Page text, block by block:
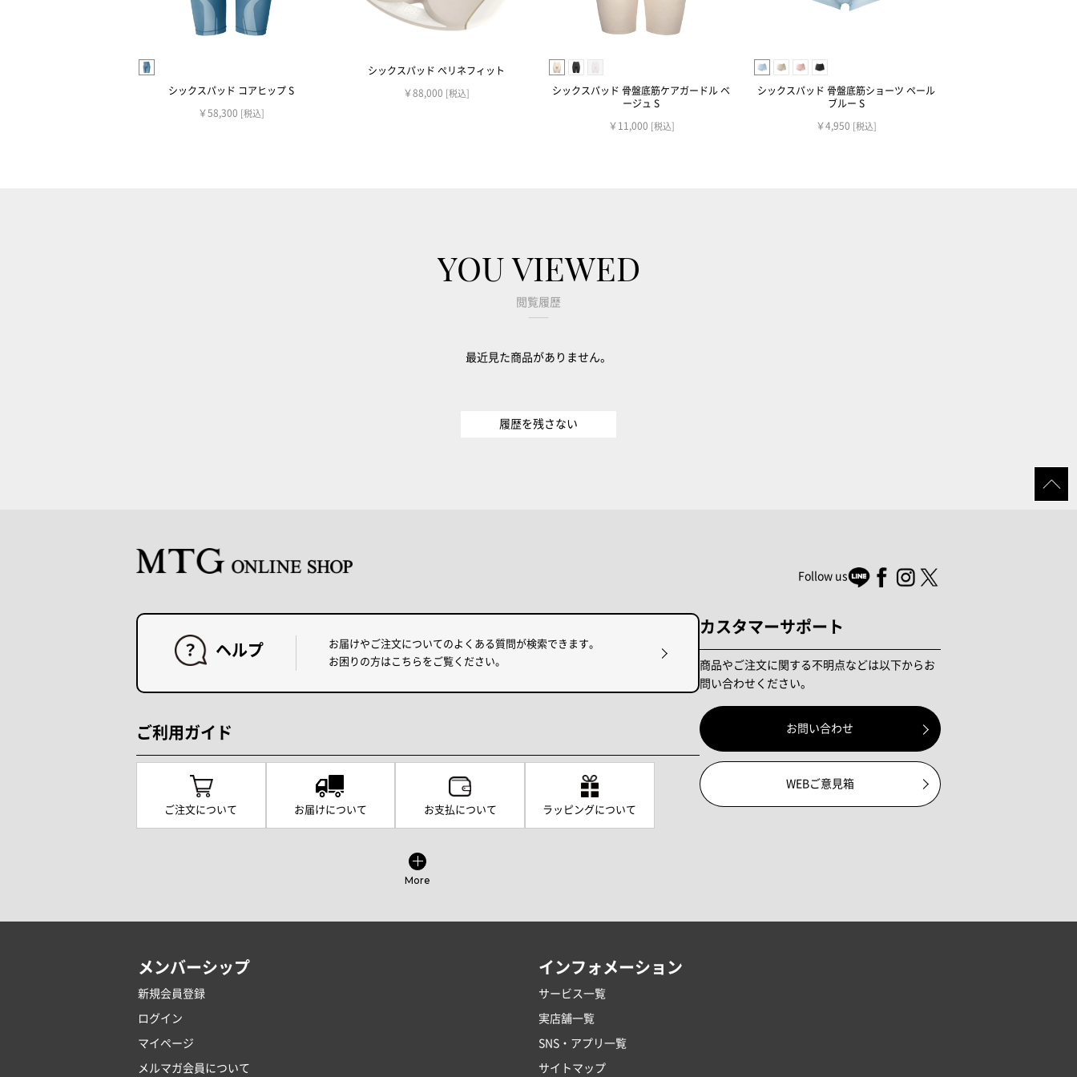
シックスパッド コアヒップ S
￥58,300 [税込]
シックスパッド ぺリネフィット
￥88,000 [税込]
シックスパッド 骨盤底筋ケアガードル ベ
ージュ S
￥11,000 [税込]
シックスパッド 骨盤底筋ショーツ ペール
ブルー S
￥4,950 [税込]
YOU VIEWED
閲覧履歴
最近見た商品がありません。
履歴を残さない
Follow us
ヘルプ
お届けやご注文についてのよくある質問が検索できます。
お困りの方はこちらをご覧ください。
ご利用ガイド
ご注文について お届けについて お支払について ラッピングについて
More
カスタマーサポート
商品やご注文に関する不明点などは以下からお
問い合わせください。
お問い合わせ
WEBご意見箱
メンバーシップ
新規会員登録
ログイン
マイページ
メルマガ会員について
インフォメーション
サービス一覧
実店舗一覧
SNS・アプリ一覧
サイトマップ